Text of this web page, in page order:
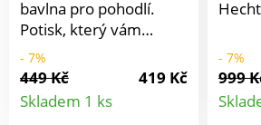
bavlna pro pohodlí.
Potisk, který vám
vykouzlí úsměv na
tváři. Krátké pyžamo na
oslavu sportu a příprav
na olympijské hry ve
- 7%
449 Kč
419 Kč
Skladem 1 ks
Detail
- 7%
999